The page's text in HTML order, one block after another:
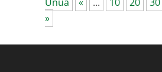
»